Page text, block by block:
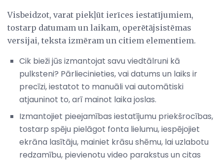
Visbeidzot, varat piekļūt ierīces iestatījumiem,
tostarp datumam un laikam, operētājsistēmas
versijai, teksta izmēram un citiem elementiem.
Cik bieži jūs izmantojat savu viedtālruni kā
pulksteni? Pārliecinieties, vai datums un laiks ir
precīzi, iestatot to manuāli vai automātiski
atjauninot to, arī mainot laika joslas.
Izmantojiet pieejamības iestatījumu priekšrocības,
tostarp spēju pielāgot fonta lielumu, iespējojiet
ekrāna lasītāju, mainiet krāsu shēmu, lai uzlabotu
redzamību, pievienotu video parakstus un citas